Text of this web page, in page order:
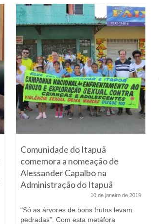
Comunidade do Itapuã
comemora a nomeação de
Alessander Capalbo na
Administração do Itapuã
10 de janeiro de 2019
“Só as árvores de bons frutos levam
pedradas”. Com esta metáfora